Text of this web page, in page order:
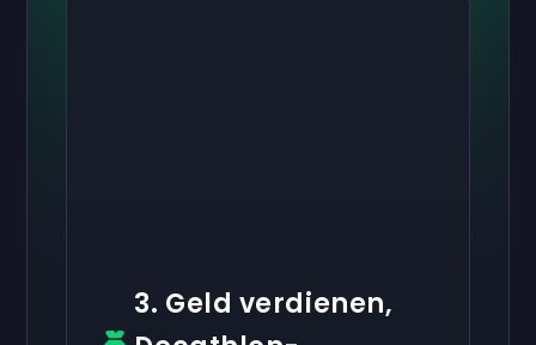
3. Geld verdienen,